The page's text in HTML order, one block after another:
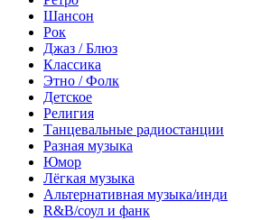
Шансон
Рок
Джаз / Блюз
Классика
Этно / Фолк
Детское
Религия
Танцевальные радиостанции
Разная музыка
Юмор
Лёгкая музыка
Альтернативная музыка/инди
R&B/cоул и фанк